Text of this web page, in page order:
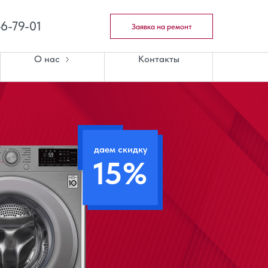
79-01 Заявка на ремонт
О нас Контакты
даем скидку
15%